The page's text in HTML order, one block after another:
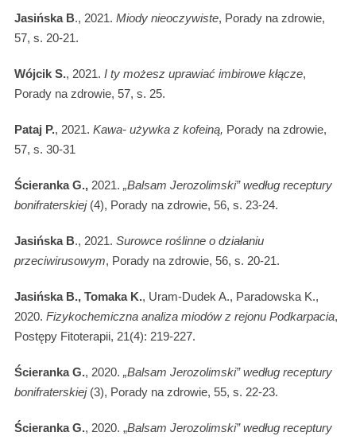
Jasińska B., 2021. Miody nieoczywiste, Porady na zdrowie,
57, s. 20-21.
Wójcik S., 2021. I ty możesz uprawiać imbirowe kłącze,
Porady na zdrowie, 57, s. 25.
Pataj P., 2021. Kawa- używka z kofeiną, Porady na zdrowie,
57, s. 30-31
Ścieranka G.,2021. „Balsam Jerozolimski” według receptury
bonifraterskiej(4), Porady na zdrowie, 56, s. 23-24.
Jasińska B., 2021. Surowce roślinne o działaniu
przeciwirusowym, Porady na zdrowie, 56, s. 20-21.
Jasińska B., Tomaka K., Uram-Dudek A., Paradowska K.,
2020. Fizykochemiczna analiza miodów z rejonu Podkarpacia,
Postępy Fitoterapii, 21(4): 219-227.
Ścieranka G., 2020. „Balsam Jerozolimski” według receptury
bonifraterskiej(3), Porady na zdrowie, 55, s. 22-23.
Ścieranka G., 2020. „Balsam Jerozolimski” według receptury